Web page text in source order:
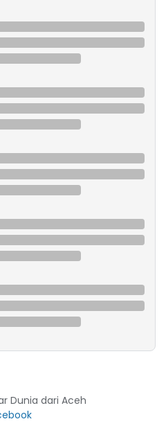
Dunia dari Aceh